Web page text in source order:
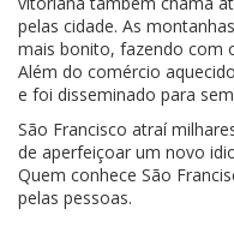
pelas cidade. As
mais bonito, fazendo com
Além do comércio
e foi disseminado para
São Francisco atraí
de aperfeiçoar um novo
Quem conhece São
pelas pessoas.